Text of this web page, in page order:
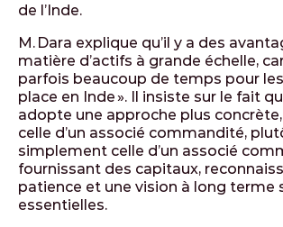
de l’Inde.
M. Dara explique qu’il y a des
matière d’actifs à grande échelle,
parfois beaucoup de temps pour
place en Inde ». Il insiste sur le fait
adopte une approche plus
celle d’un associé commandité,
simplement celle d’un associé
fournissant des capitaux,
patience et une vision à long terme
essentielles.